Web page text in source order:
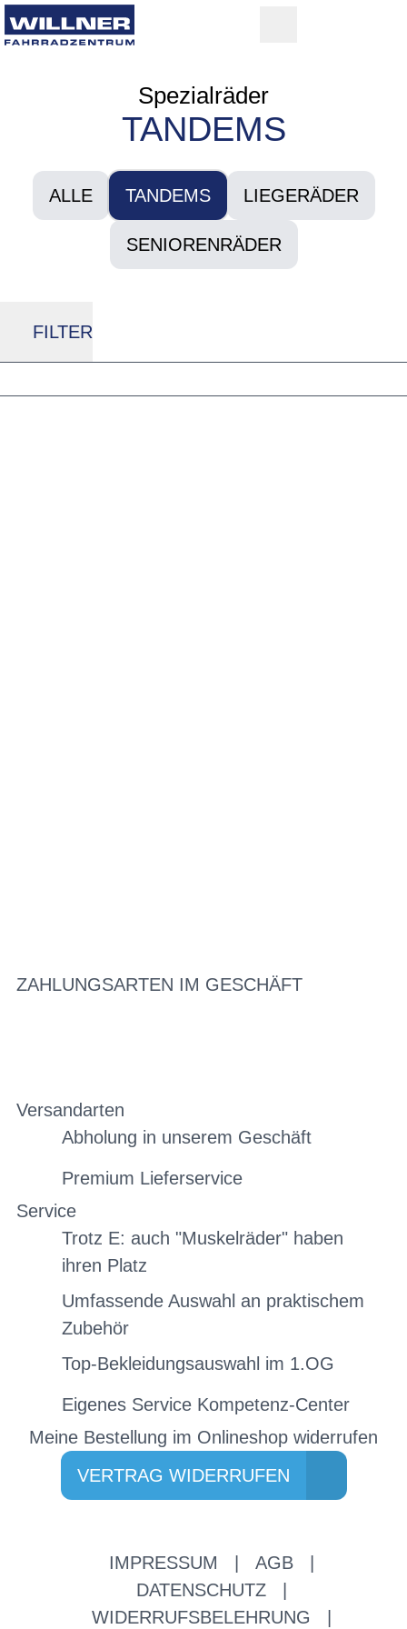
Spezialräder
TANDEMS
ALLE TANDEMS LIEGERÄDER
SENIORENRÄDER
FILTER
ZAHLUNGSARTEN IM GESCHÄFT
Versandarten
Abholung in unserem Geschäft
Premium Lieferservice
Service
Trotz E: auch "Muskelräder" haben
ihren Platz
Umfassende Auswahl an praktischem
Zubehör
Top-Bekleidungsauswahl im 1.OG
Eigenes Service Kompetenz-Center
Meine Bestellung im Onlineshop widerrufen
VERTRAG WIDERRUFEN
IMPRESSUM AGB
DATENSCHUTZ
WIDERRUFSBELEHRUNG